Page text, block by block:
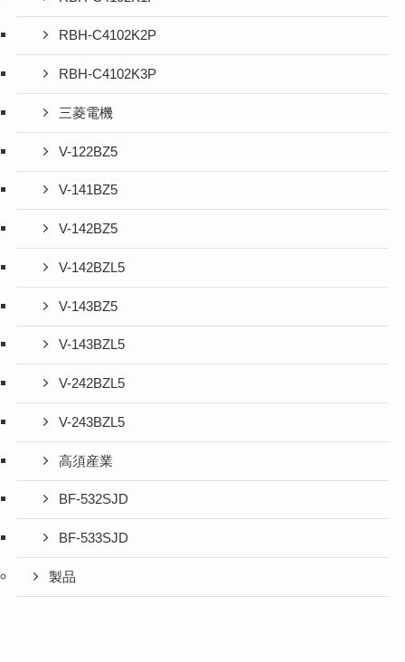
RBH-C4102K2P
RBH-C4102K3P
三菱電機
V-122BZ5
V-141BZ5
V-142BZ5
V-142BZL5
V-143BZ5
V-143BZL5
V-242BZL5
V-243BZL5
高須産業
BF-532SJD
BF-533SJD
製品